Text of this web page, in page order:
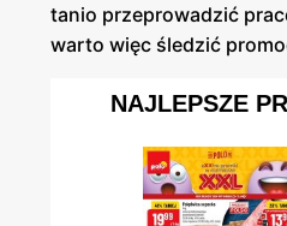
tanio przeprowadzić
warto więc śledzić